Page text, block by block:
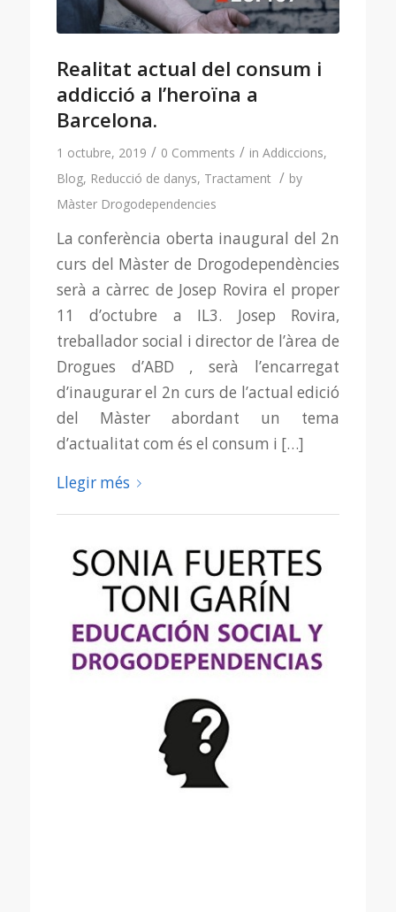
Realitat actual del consum i
addicció a l’heroïna a
Barcelona.
1 octubre, 2019 / 0 Comments / in Addiccions,
Blog, Reducció de danys, Tractament / by
Màster Drogodependencies
La conferència oberta inaugural del 2n
curs del Màster de Drogodependències
serà a càrrec de Josep Rovira el proper
11 d’octubre a IL3. Josep Rovira,
treballador social i director de l’àrea de
Drogues d’ABD , serà l’encarregat
d’inaugurar el 2n curs de l’actual edició
del Màster abordant un tema
d’actualitat com és el consum i […]
Llegir més